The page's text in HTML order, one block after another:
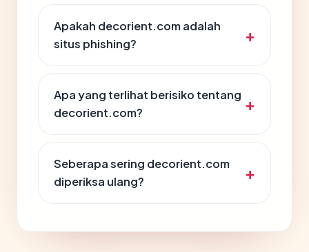
Apakah decorient.com adalah
situs phishing?
Apa yang terlihat berisiko tentang
decorient.com?
Seberapa sering decorient.com
diperiksa ulang?